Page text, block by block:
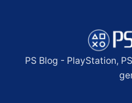
PS Blog - PlayStation,